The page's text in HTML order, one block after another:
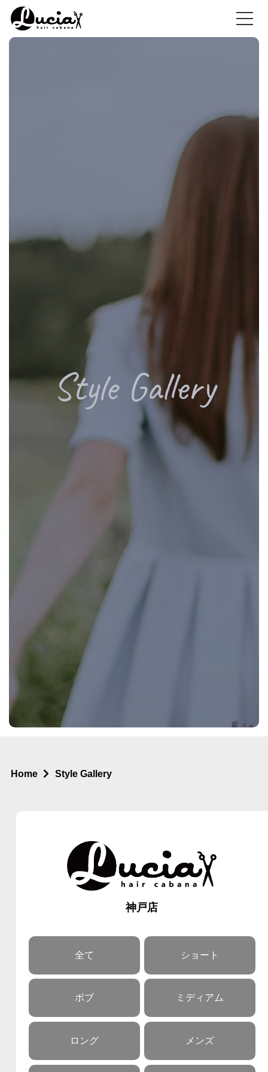
Style Gallery
Home Style Gallery
神戸店
全て ショート
ボブ ミディアム
ロング メンズ